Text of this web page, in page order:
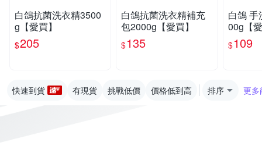
白鴿抗菌洗衣精3500
g【愛買】
$205
白鴿抗菌洗衣精補充
包2000g【愛買】
$135
白鴿 手
00g【
$109
快速到貨 有現貨 挑戰低價 價格低到高 排序 更多